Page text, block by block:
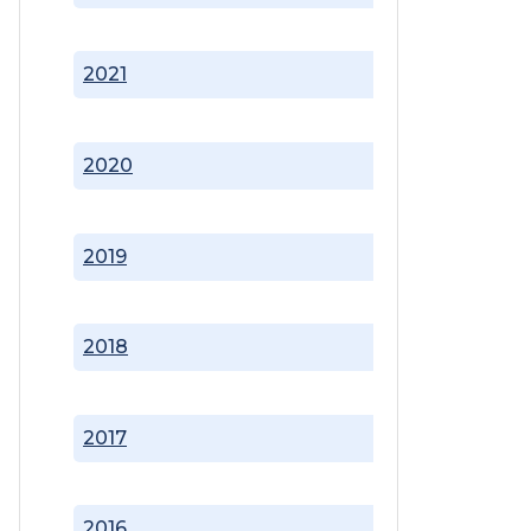
2017
2018
2019
2020
2021